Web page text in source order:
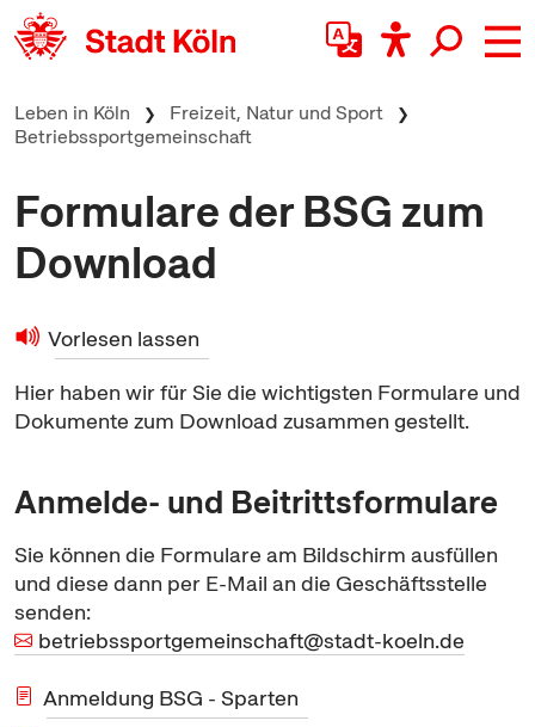
zum Inhalt springen
Leben in Köln
Freizeit, Natur und Sport
Betriebssportgemeinschaft
Formulare der BSG zum
Download
Vorlesen lassen
Hier haben wir für Sie die wichtigsten Formulare und
Dokumente zum Download zusammen gestellt.
Anmelde- und Beitrittsformulare
Sie können die Formulare am Bildschirm ausfüllen
und diese dann per E-Mail an die Geschäftsstelle
senden:
betriebssportgemeinschaft@stadt-koeln.de
Anmeldung BSG - Sparten